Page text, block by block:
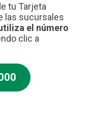
tu Tarjeta
las sucursales
el número
clic a